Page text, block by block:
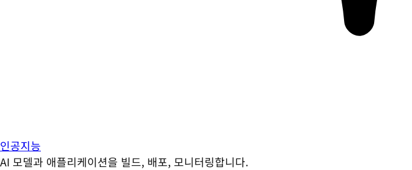
인공지능
AI 모델과 애플리케이션을 빌드, 배포, 모니터링합니다.